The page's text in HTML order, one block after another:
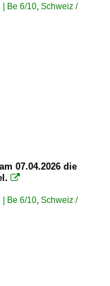
| Be 6/10, Schweiz /
07.04.2026 die

| Be 6/10, Schweiz /